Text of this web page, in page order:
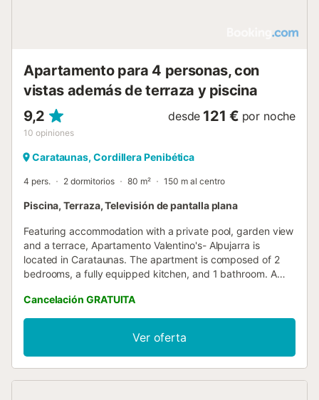
Apartamento para 4 personas, con
vistas además de terraza y piscina
9,2
10 opiniones
desde 121 € por noche
Carataunas, Cordillera Penibética
4 pers. 2 dormitorios 80 m² 150 m al centro
Piscina, Terraza, Televisión de pantalla plana
Featuring accommodation with a private pool, garden view
and a terrace, Apartamento Valentino's- Alpujarra is
located in Carataunas. The apartment is composed of 2
bedrooms, a fully equipped kitchen, and 1 bathroom. A
Cancelación GRATUITA
Ver oferta